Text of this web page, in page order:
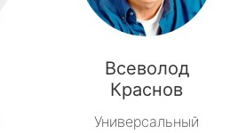
Всеволод
Краснов
Универсальный